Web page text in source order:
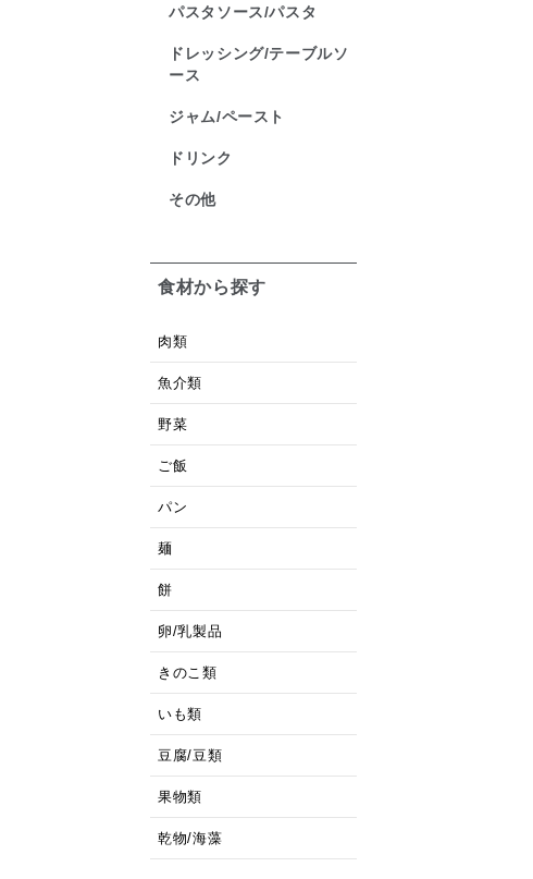
パスタソース/パスタ
ドレッシング/テーブルソ
ース
ジャム/ペースト
ドリンク
その他
食材から探す
肉類
魚介類
野菜
ご飯
パン
麺
餅
卵/乳製品
きのこ類
いも類
豆腐/豆類
果物類
乾物/海藻